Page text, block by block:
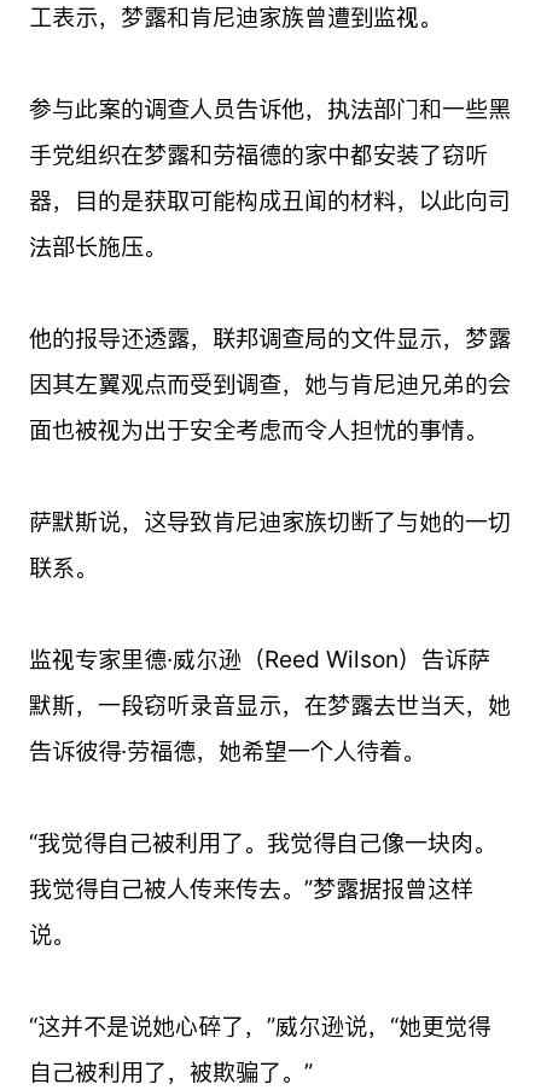
工表示，梦露和肯尼迪家族曾遭到监视。
参与此案的调查人员告诉他，执法部门和一些黑
手党组织在梦露和劳福德的家中都安装了窃听
器，目的是获取可能构成丑闻的材料，以此向司
法部长施压。
他的报导还透露，联邦调查局的文件显示，梦露
因其左翼观点而受到调查，她与肯尼迪兄弟的会
面也被视为出于安全考虑而令人担忧的事情。
萨默斯说，这导致肯尼迪家族切断了与她的一切
联系。
监视专家里德·威尔逊（Reed Wilson）告诉萨
默斯，一段窃听录音显示，在梦露去世当天，她
告诉彼得·劳福德，她希望一个人待着。
“我觉得自己被利用了。我觉得自己像一块肉。
我觉得自己被人传来传去。”梦露据报曾这样
说。
“这并不是说她心碎了，”威尔逊说，“她更觉得
自己被利用了，被欺骗了。”